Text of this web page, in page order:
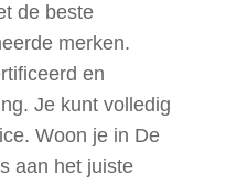
de beste
merken.
en
Je kunt volledig
Woon je in De
aan het juiste